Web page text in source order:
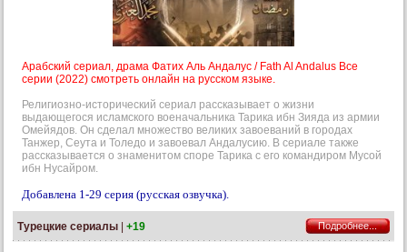
Арабский сериал, драма Фатих Аль Андалус / Fath Al Andalus Все
серии (2022) смотреть онлайн на русском языке.
Религиозно-исторический сериал рассказывает о жизни
выдающегося исламского военачальника Тарика ибн Зияда из армии
Омейядов. Он сделал множество великих завоеваний в городах
Танжер, Сеута и Толедо и завоевал Андалусию. В сериале также
рассказывается о знаменитом споре Тарика с его командиром Мусой
ибн Нусайром.
Добавлена 1-29 серия (русская озвучка).
Турецкие сериалы | +19 Подробнее...